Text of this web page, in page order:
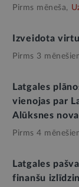
Pirms mēneša,
Izveidota
Pirms 3
Latgales
vienojas par
Alūksnes
Pirms 4
Latgales
finanšu